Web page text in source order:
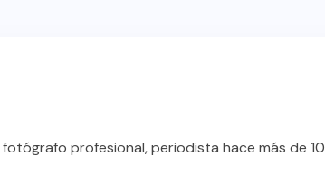
profesional, periodista hace más de 10